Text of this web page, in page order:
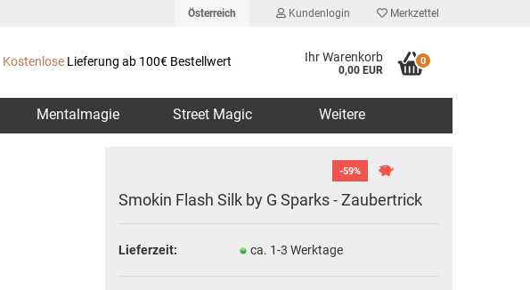
Österreich
Lieferland
Kundenlogin
Konto erstellen
Merkzettel
Kostenlose Lieferung ab 100€ Bestellwert Ihr Warenkorb
0,00 EUR
0
Mentalmagie Street Magic Weitere
-59%
Smokin Flash Silk by G Sparks - Zaubertrick
Lieferzeit: ca. 1-3 Werktage